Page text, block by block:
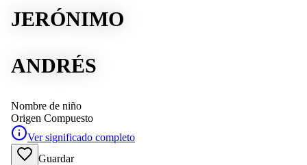
JERÓNIMO
ANDRÉS
Nombre de niño
Origen Compuesto
Ver significado completo
Guardar